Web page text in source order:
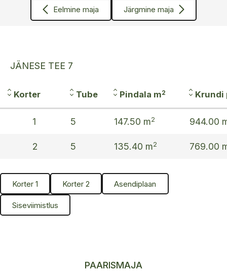
Eelmine maja Järgmine maja
JÄNESE TEE 7
Korter Tube Pindala m2 Krundi
1 5 147.50 m2 944.00
2 5 135.40 m2 769.00
Korter 1 Korter 2 Asendiplaan
Siseviimistlus
PAARISMAJA